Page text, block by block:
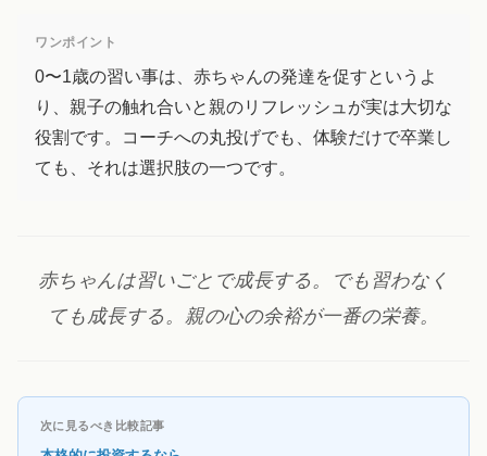
ワンポイント
0〜1歳の習い事は、赤ちゃんの発達を促すというよ
り、親子の触れ合いと親のリフレッシュが実は大切な
役割です。コーチへの丸投げでも、体験だけで卒業し
ても、それは選択肢の一つです。
赤ちゃんは習いごとで成長する。でも習わなく
ても成長する。親の心の余裕が一番の栄養。
次に見るべき比較記事